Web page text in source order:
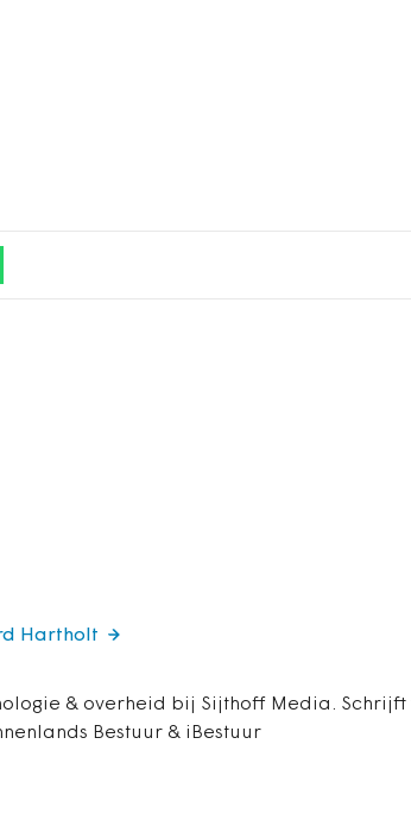
& overheid bij Sijthoff Media. Schrijft
Bestuur & iBestuur
Hartholt